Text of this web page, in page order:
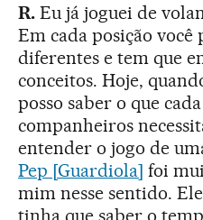
R. Eu já joguei de
Em cada posição
diferentes e tem que
conceitos. Hoje,
posso saber o que
companheiros
entender o jogo de
Pep [Guardiola] foi
mim nesse sentido.
tinha que saber o